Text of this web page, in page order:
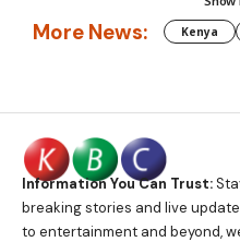
More News: Kenya
Information You Can Trust:
breaking stories and live
to entertainment and beyond,